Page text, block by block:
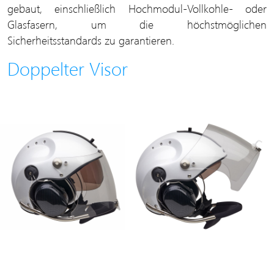
gebaut, einschließlich Hochmodul-Vollkohle- oder
Glasfasern, um die höchstmöglichen
Sicherheitsstandards zu garantieren.
Doppelter Visor